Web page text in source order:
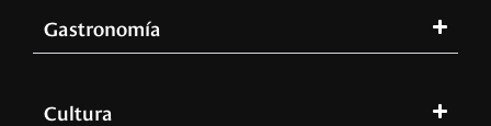
Gastronomía
Cultura